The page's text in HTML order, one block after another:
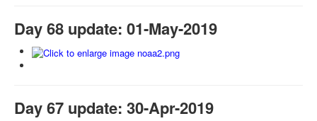
Day 68 update: 01-May-2019
Day 67 update: 30-Apr-2019